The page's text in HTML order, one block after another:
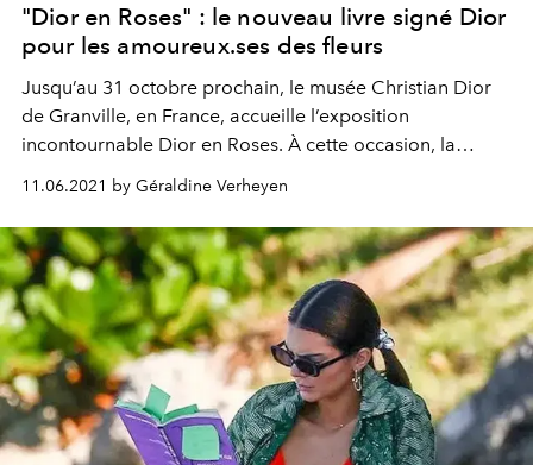
"Dior en Roses" : le nouveau livre signé Dior
pour les amoureux.ses des fleurs
Jusqu’au 31 octobre prochain, le musée Christian Dior
de Granville, en France, accueille l’exposition
incontournable Dior en Roses. À cette occasion, la
absolument quand on est amoureux.se des fleurs.
11.06.2021 by Géraldine Verheyen